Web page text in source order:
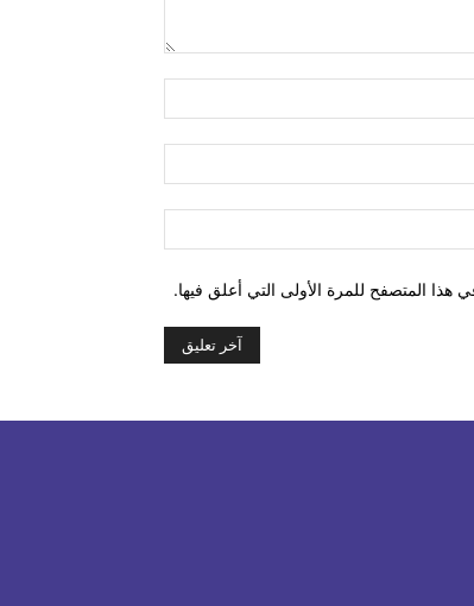
الإلكتروني:*
المتصفح للمرة الأولى التي أعلق فيها.